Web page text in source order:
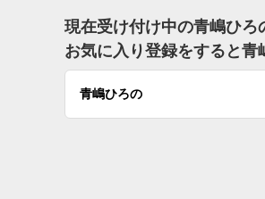
現在受け付け中の青嶋ひろ
お気に入り登録をすると青
青嶋ひろの